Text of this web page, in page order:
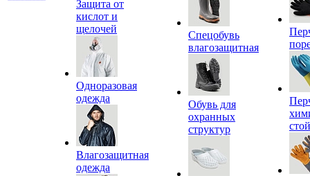
Защита от
кислот и
щелочей
Одноразовая
одежда
Влагозащитная
одежда
Спецобувь
влагозащитная
Обувь для
охранных
структур